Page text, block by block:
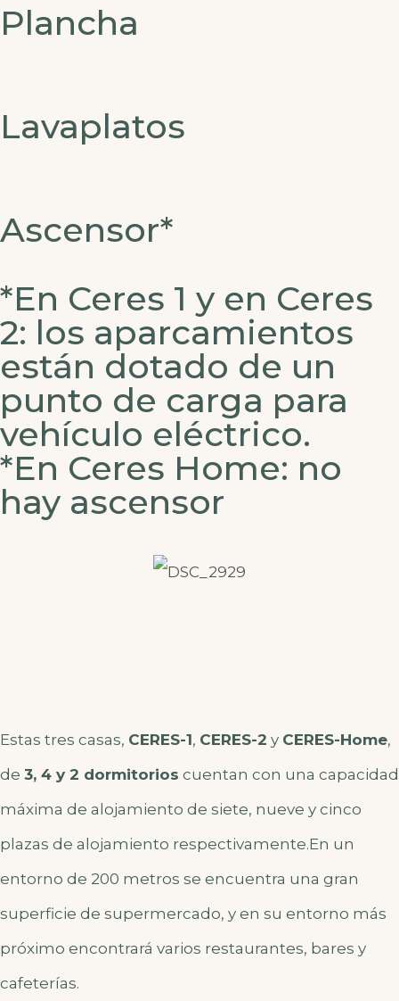
Plancha
Lavaplatos
Ascensor*
*En Ceres 1 y en Ceres
2: los aparcamientos
están dotado de un
punto de carga para
vehículo eléctrico.
*En Ceres Home: no
hay ascensor
Estas tres casas, CERES-1, CERES-2 y CERES-Home,
de 3, 4 y 2 dormitorios cuentan con una capacidad
máxima de alojamiento de siete, nueve y cinco
plazas de alojamiento respectivamente.En un
entorno de 200 metros se encuentra una gran
superficie de supermercado, y en su entorno más
próximo encontrará varios restaurantes, bares y
cafeterías.